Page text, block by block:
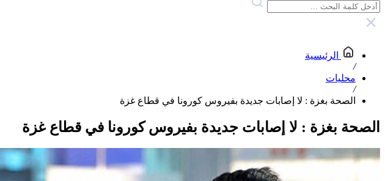
الرئيسية
/
محليات
/
الصحة بغزة : لا إصابات جديدة بفيروس كورونا في قطاع غزة
الصحة بغزة : لا إصابات جديدة بفيروس كورونا في قطاع غزة